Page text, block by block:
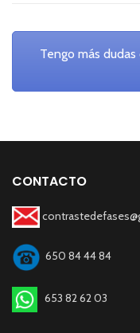
Tengo más
CONTACTO
650 84 44 84
653 82 62 03